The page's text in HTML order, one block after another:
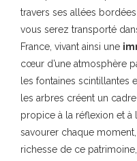
travers ses allées
vous serez transporté
France, vivant ainsi une
cœur d’une atmosphère
les fontaines scintillantes
les arbres créent un cadre
propice à la réflexion et à
savourer chaque
richesse de ce